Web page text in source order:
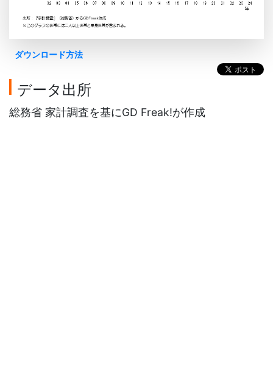
ダウンロード方法
データ出所
総務省 家計調査を基にGD Freak!が作成